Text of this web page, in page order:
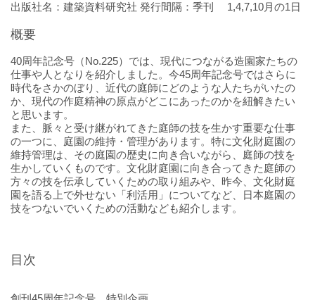
出版社名：建築資料研究社 発行間隔：季刊 1,4,7,10月の1日
概要
40周年記念号（No.225）では、現代につながる造園家たちの
仕事や人となりを紹介しました。今45周年記念号ではさらに
時代をさかのぼり、近代の庭師にどのような人たちがいたの
か、現代の作庭精神の原点がどこにあったのかを紐解きたい
と思います。
また、脈々と受け継がれてきた庭師の技を生かす重要な仕事
の一つに、庭園の維持・管理があります。特に文化財庭園の
維持管理は、その庭園の歴史に向き合いながら、庭師の技を
生かしていくものです。文化財庭園に向き合ってきた庭師の
方々の技を伝承していくための取り組みや、昨今、文化財庭
園を語る上で外せない「利活用」についてなど、日本庭園の
技をつないでいくための活動なども紹介します。
目次